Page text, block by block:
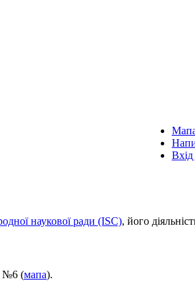
Вхід
наукової ради (ISC), його
№6 (мапа).